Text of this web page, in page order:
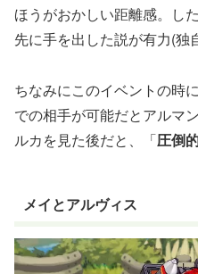
ほうがおかしい距離感。し
先に手を出した説が有力(独
ちなみにこのイベントの時
での相手が可能だとアルマ
ルカを見た後だと、「圧倒
メイとアルヴィス